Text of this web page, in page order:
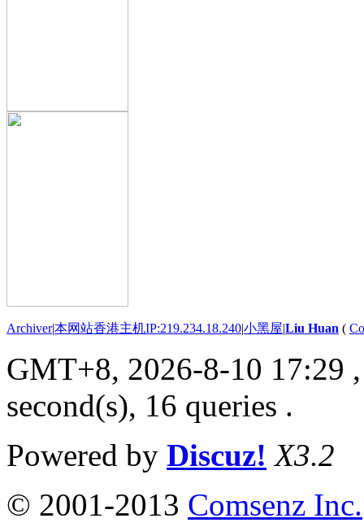
Archiver|本网站香港主机IP:219.234.18.240|小黑屋|Liu Huan (
GMT+8, 2026-8-10 17:29
second(s), 16 queries .
Powered by Discuz! X3.2
© 2001-2013 Comsenz Inc.